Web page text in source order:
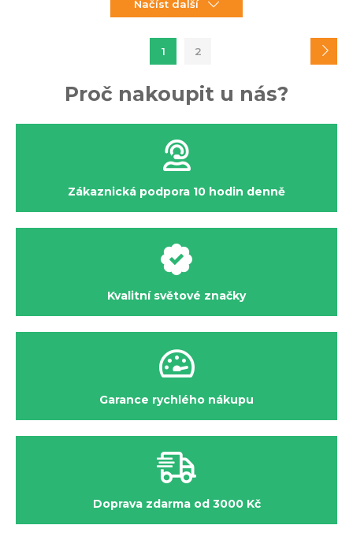
Načíst další
1 2
Proč nakoupit u nás?
Zákaznická podpora 10 hodin denně
Kvalitní světové značky
Garance rychlého nákupu
Doprava zdarma od 3000 Kč